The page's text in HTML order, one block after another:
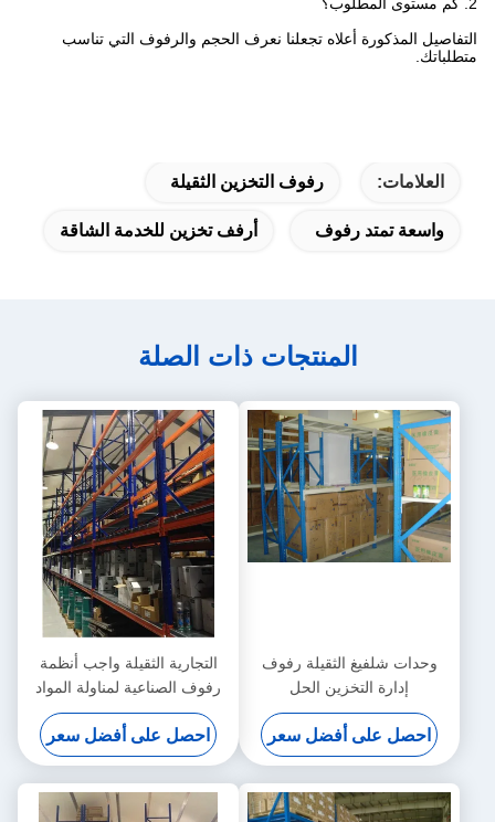
التفاصيل المذكورة أعلاه تجعلنا نعرف الحجم والرفوف التي تناسب
متطلباتك.
العلامات: رفوف التخزين الثقيلة
واسعة تمتد رفوف أرفف تخزين للخدمة الشاقة
المنتجات ذات الصلة
وحدات شلفيغ الثقيلة رفوف
إدارة التخزين الحل
احصل على أفضل سعر
التجارية الثقيلة واجب أنظمة
رفوف الصناعية لمناولة المواد
احصل على أفضل سعر